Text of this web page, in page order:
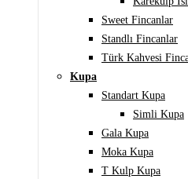
Sweet Fincanlar
Standlı Fincanlar
Türk Kahvesi
Kupa
Standart Kupa
Simli Kupa
Gala Kupa
Moka Kupa
T Kulp Kupa